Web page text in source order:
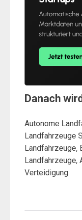
Danach
Autonome
Landfahrzeuge
Landfahrzeuge,
Landfahrzeuge,
Verteidigung